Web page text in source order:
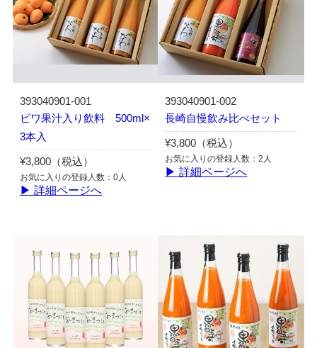
393040901-001
ビワ果汁入り飲料 500ml×
3本入
¥3,800（税込）
お気に入りの登録人数：0人
▶ 詳細ページへ
393040901-002
長崎自慢飲み比べセット
¥3,800（税込）
お気に入りの登録人数：2人
▶ 詳細ページへ